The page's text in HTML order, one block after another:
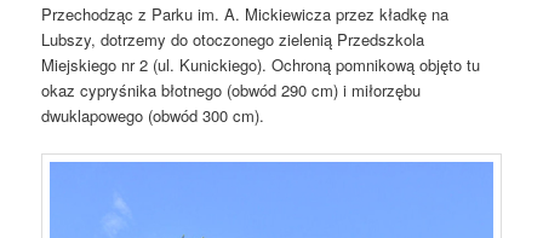
Przechodząc z Parku im. A. Mickiewicza przez kładkę na
Lubszy, dotrzemy do otoczonego zielenią Przedszkola
Miejskiego nr 2 (ul. Kunickiego). Ochroną pomnikową objęto tu
okaz cypryśnika błotnego (obwód 290 cm) i miłorzębu
dwuklapowego (obwód 300 cm).